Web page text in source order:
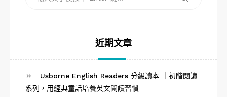
搜
近期文章
Usborne English Readers 分級讀本 ｜初階閱讀
系列，用經典童話培養英文閱讀習慣